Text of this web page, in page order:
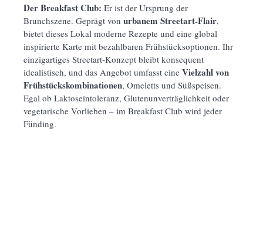
Der Breakfast Club: Er ist der Ursprung der
Brunchszene. Geprägt von urbanem Streetart-Flair,
bietet dieses Lokal moderne Rezepte und eine global
inspirierte Karte mit bezahlbaren Frühstücksoptionen. Ihr
einzigartiges Streetart-Konzept bleibt konsequent
idealistisch, und das Angebot umfasst eine Vielzahl von
Frühstückskombinationen, Omeletts und Süßspeisen.
Egal ob Laktoseintoleranz, Glutenunverträglichkeit oder
vegetarische Vorlieben – im Breakfast Club wird jeder
Fünding.